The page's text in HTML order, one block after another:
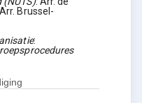
Brussel-
: